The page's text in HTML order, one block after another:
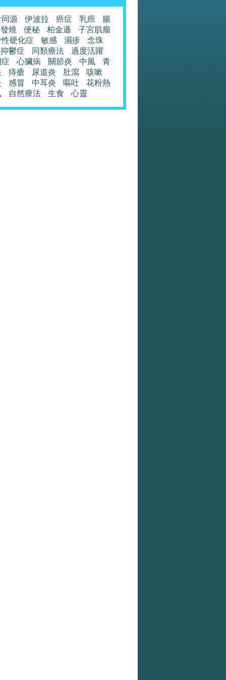
源 伊波拉 癌症 乳癌
腸
發燒
便秘 柏金遜
子宮肌瘤
硬化症
敏感 濕疹
念珠
抑鬱症
同類療法
過度活躍
心臟病 關節炎 中風
青
痔瘡 尿道炎 肚瀉
咳嗽
感冒 中耳炎 嘔吐
花粉熱
自然療法 生食 心靈